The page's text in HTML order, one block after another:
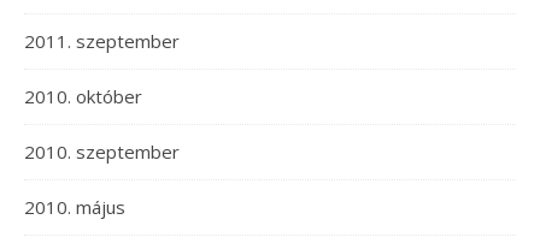
2011. szeptember
2010. október
2010. szeptember
2010. május